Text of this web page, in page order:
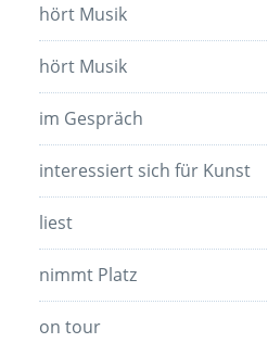
hört Musik
hört Musik
im Gespräch
interessiert sich für Kunst
liest
nimmt Platz
on tour